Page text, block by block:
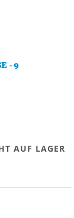
9 F
AUF LAGER